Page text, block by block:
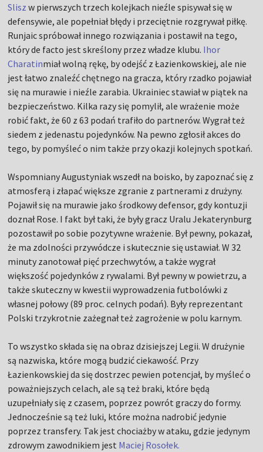
Slisz w pierwszych trzech kolejkach nieźle spisywał się w
defensywie, ale popełniał błędy i przeciętnie rozgrywał piłkę.
Runjaic spróbował innego rozwiązania i postawił na tego,
który de facto jest skreślony przez władze klubu. Ihor
Charatinmiał wolną rękę, by odejść z Łazienkowskiej, ale nie
jest łatwo znaleźć chętnego na gracza, który rzadko pojawiał
się na murawie i nieźle zarabia. Ukrainiec stawiał w piątek na
bezpieczeństwo. Kilka razy się pomylił, ale wrażenie może
robić fakt, że 60 z 63 podań trafiło do partnerów. Wygrał też
siedem z jedenastu pojedynków. Na pewno zgłosił akces do
tego, by pomyśleć o nim także przy okazji kolejnych spotkań.
Wspomniany Augustyniak wszedł na boisko, by zapoznać się z
atmosferą i złapać większe zgranie z partnerami z drużyny.
Pojawił się na murawie jako środkowy defensor, gdy kontuzji
doznał Rose. I fakt był taki, że były gracz Uralu Jekaterynburg
pozostawił po sobie pozytywne wrażenie. Był pewny, pokazał,
że ma zdolności przywódcze i skutecznie się ustawiał. W 32
minuty zanotował pięć przechwytów, a także wygrał
większość pojedynków z rywalami. Był pewny w powietrzu, a
także skuteczny w kwestii wyprowadzenia futbolówki z
własnej połowy (89 proc. celnych podań). Były reprezentant
Polski trzykrotnie zażegnał też zagrożenie w polu karnym.
To wszystko składa się na obraz dzisiejszej Legii. W drużynie
są nazwiska, które mogą budzić ciekawość. Przy
Łazienkowskiej da się dostrzec pewien potencjał, by myśleć o
poważniejszych celach, ale są też braki, które będą
uzupełniały się z czasem, poprzez powrót graczy do formy.
Jednocześnie są też luki, które można nadrobić jedynie
poprzez transfery. Tak jest chociażby w ataku, gdzie jedynym
zdrowym zawodnikiem jest Maciej Rosołek.